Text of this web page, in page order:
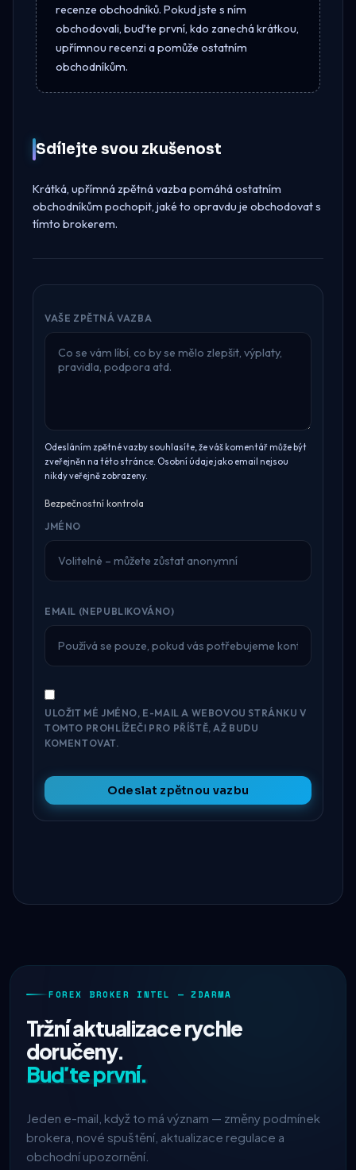
recenze obchodníků. Pokud jste s ním
obchodovali, buďte první, kdo zanechá krátkou,
upřímnou recenzi a pomůže ostatním
obchodníkům.
Sdílejte svou zkušenost
Krátká, upřímná zpětná vazba pomáhá ostatním
obchodníkům pochopit, jaké to opravdu je obchodovat s
tímto brokerem.
VAŠE ZPĚTNÁ VAZBA
Odesláním zpětné vazby souhlasíte, že váš komentář může být
zveřejněn na této stránce. Osobní údaje jako email nejsou
nikdy veřejně zobrazeny.
Bezpečnostní kontrola
JMÉNO
EMAIL (NEPUBLIKOVÁNO)
ULOŽIT MÉ JMÉNO, E-MAIL A WEBOVOU STRÁNKU V
TOMTO PROHLÍŽEČI PRO PŘÍŠTĚ, AŽ BUDU
KOMENTOVAT.
Odeslat zpětnou vazbu
FOREX BROKER INTEL — ZDARMA
Tržní aktualizace rychle
doručeny.
Buďte první.
Jeden e-mail, když to má význam — změny podmínek
brokera, nové spuštění, aktualizace regulace a
obchodní upozornění.